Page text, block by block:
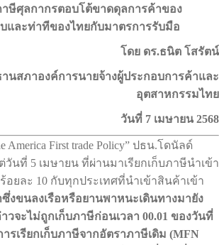
ษีศุลกากรตอบโต้ขาดดุลการค้าของ
และท่าทีของไทยกับมาตรการรับมือ
โดย ดร.ธนิต โสรัตน์
านสภาองค์การนายจ้างผู้ประกอบการค้าและ
อุตสาหกรรมไทย
วันที่ 7 เมษายน 2568
America First trade Policy” ปธน.โดนัลด์
นที่ 5 เมษายน ที่ผ่านมาเรียกเก็บภาษีนำเข้า
ร้อยละ 10 กับทุกประเทศที่นำเข้าสินค้าเข้า
งขนลงเรือหรือยานพาหนะเดินทางมายัง
วจะไม่ถูกเก็บภาษีก่อนเวลา 00.01 ของวันที่
รเรียกเก็บภาษีจากอัตราภาษีเดิม (MFN